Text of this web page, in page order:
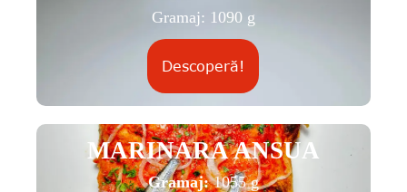
Gramaj: 1090 g
Descoperă!
MARINARA ANSUA
Gramaj:1055 g